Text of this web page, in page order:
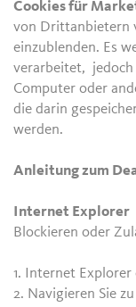
Cookies für
von Drittanbietern
einzublenden. Es
verarbeitet, jedoch
Computer oder
die darin
werden.
Anleitung zum
Internet Explorer
Blockieren oder
1. Internet Explorer
2. Navigieren Sie